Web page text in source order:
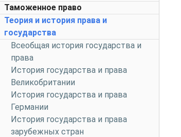
Таможенное право
Теория и история права и
государства
Всеобщая история государства и
права
История государства и права
Великобритании
История государства и права
Германии
История государства и права
зарубежных стран